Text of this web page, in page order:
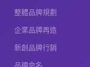
整體品牌規劃
企業品牌再造
新創品牌行銷